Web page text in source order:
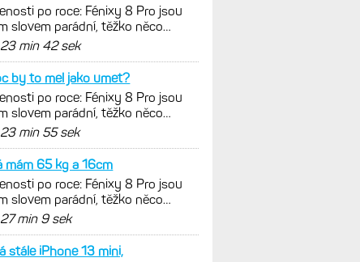
po roce: Fénixy 8 Pro jsou
slovem parádní, těžko něco
Ale ta nositelnost
23 min 42 sek
by to mel jako umet?
po roce: Fénixy 8 Pro jsou
slovem parádní, těžko něco
Ale ta nositelnost
23 min 55 sek
mám 65 kg a 16cm
po roce: Fénixy 8 Pro jsou
slovem parádní, těžko něco
Ale ta nositelnost
27 min 9 sek
stále iPhone 13 mini,